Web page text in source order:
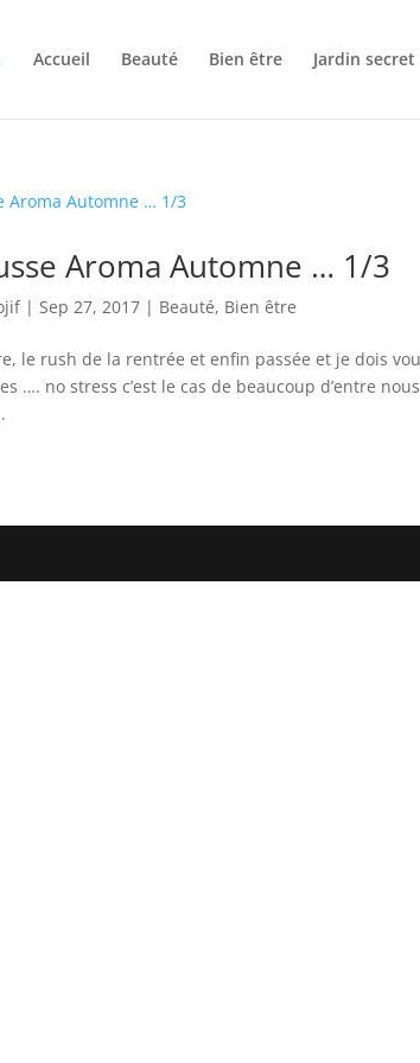
Accueil Beauté Bien être Jardin secret
Aroma Automne … 1/3
|Sep 27, 2017 | Beauté, Bien être
le rush de la rentrée et enfin passée et je dois
…. no stress c’est le cas de beaucoup d’entre